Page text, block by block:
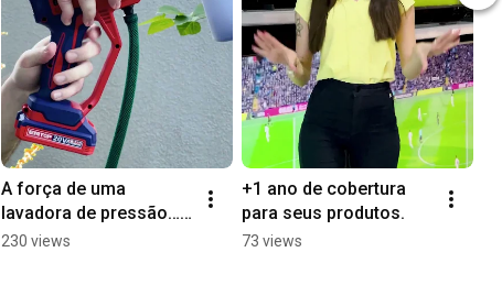
A força de uma
lavadora de pressão…
sem precisar de
230 views
+1 ano de cobertura
para seus produtos.
73 views